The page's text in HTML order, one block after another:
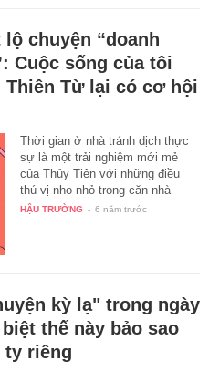
chuyện “doanh
Cuộc sống của tôi
Từ lại có cơ hội
Thời gian ở nhà tránh dịch thực
sự là một trải nghiệm mới mẻ
của Thủy Tiên với những điều
thú vị nho nhỏ trong căn nhà
của…
HẬU TRƯỜNG - 6 năm trước
kỳ lạ" trong ngày
thế này bảo sao
ty riêng